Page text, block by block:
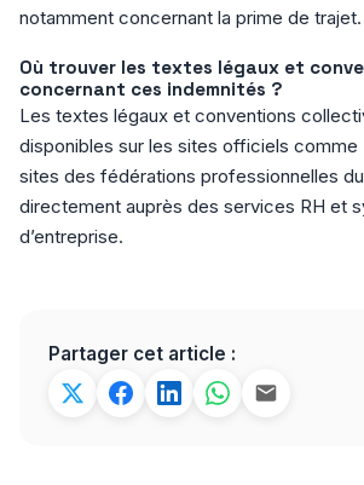
notamment concernant la prime de trajet.
Où trouver les textes légaux et
concernant ces indemnités ?
Les textes légaux et conventions
disponibles sur les sites officiels comme
sites des fédérations professionnelles du
directement auprès des services RH et
d’entreprise.
Partager cet article :